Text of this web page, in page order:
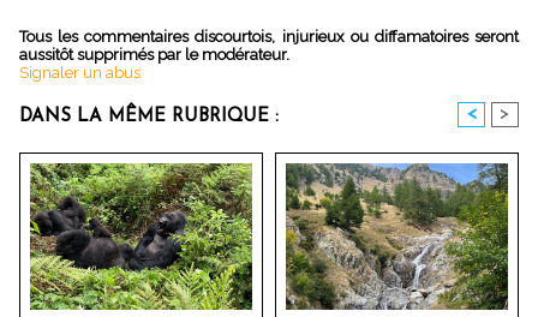
Tous les commentaires discourtois, injurieux ou diffamatoires seront
aussitôt supprimés par le modérateur.
Signaler un abus
DANS LA MÊME RUBRIQUE : < >